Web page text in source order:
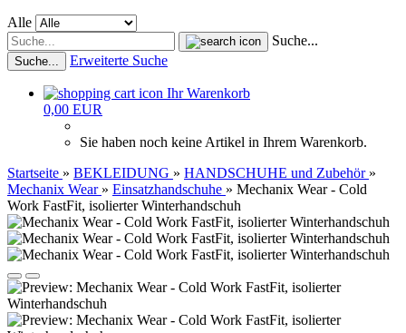
Alle
Suche...
Suche... Erweiterte Suche
Ihr Warenkorb
0,00 EUR
Sie haben noch keine Artikel in Ihrem Warenkorb.
Startseite » BEKLEIDUNG » HANDSCHUHE und Zubehör »
Mechanix Wear » Einsatzhandschuhe » Mechanix Wear - Cold
Work FastFit, isolierter Winterhandschuh